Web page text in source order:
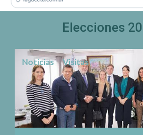
Elecciones
Noticias Visitas